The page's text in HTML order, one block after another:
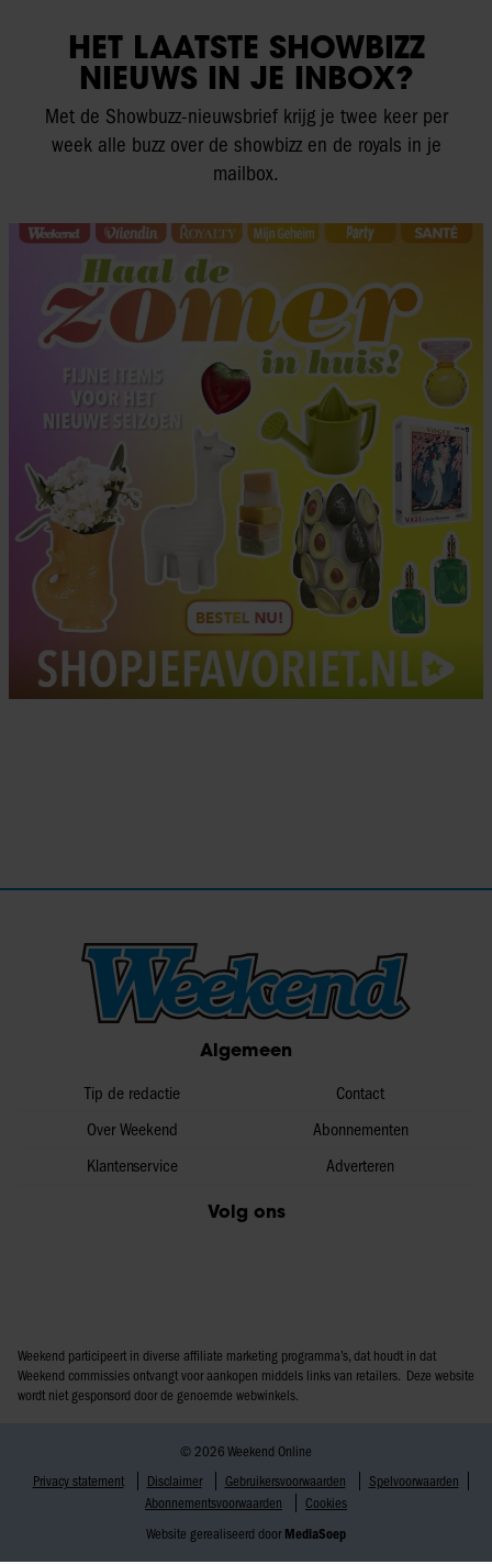
HET LAATSTE SHOWBIZZ
NIEUWS IN JE INBOX?
Met de Showbuzz-nieuwsbrief krijg je twee keer per
week alle buzz over de showbizz en de royals in je
mailbox.
Algemeen
Tip de redactie
Over Weekend
Klantenservice
Contact
Abonnementen
Adverteren
Volg ons
Weekend participeert in diverse affiliate marketing programma’s, dat houdt in dat
Weekend commissies ontvangt voor aankopen middels links van retailers. Deze website
wordt niet gesponsord door de genoemde webwinkels.
© 2026 Weekend Online
Privacy statement
Disclaimer Gebruikersvoorwaarden
Spelvoorwaarden
Abonnementsvoorwaarden
Cookies
Website gerealiseerd door MediaSoep